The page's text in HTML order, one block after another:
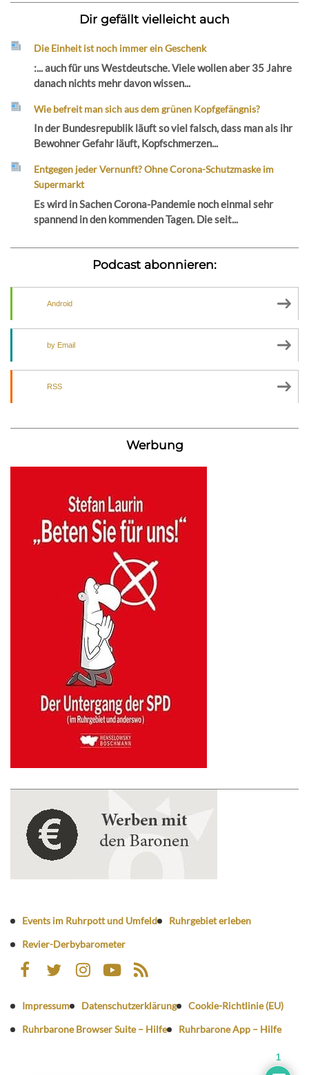
Dir gefällt vielleicht auch
Die Einheit ist noch immer ein Geschenk
:... auch für uns Westdeutsche. Viele wollen aber 35 Jahre
danach nichts mehr davon wissen...
Wie befreit man sich aus dem grünen Kopfgefängnis?
In der Bundesrepublik läuft so viel falsch, dass man als ihr
Bewohner Gefahr läuft, Kopfschmerzen...
Entgegen jeder Vernunft? Ohne Corona-Schutzmaske im
Supermarkt
Es wird in Sachen Corona-Pandemie noch einmal sehr
spannend in den kommenden Tagen. Die seit...
Podcast abonnieren:
Android
by Email
RSS
Werbung
Events im Ruhrpott und Umfeld
Ruhrgebiet erleben
Revier-Derbybarometer
Impressum Datenschutzerklärung
Cookie-Richtlinie (EU)
Ruhrbarone Browser Suite – Hilfe
Ruhrbarone App – Hilfe
1